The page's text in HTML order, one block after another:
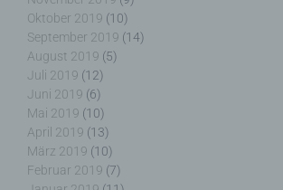
Oktober 2019 (10)
September 2019 (14)
August 2019 (5)
Juli 2019 (12)
Juni 2019 (6)
Mai 2019 (10)
April 2019 (13)
März 2019 (10)
Februar 2019 (7)
Maßnahmen unterliegen, die
die personenbezogenen Daten
identifizierten oder identifizierbaren
Person zugewiesen werden.
g) Verantwortlicher oder für die
Verantwortlicher